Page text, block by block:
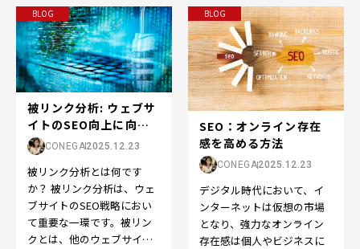
の選定は成功の鍵です。…
ブサイトへのリンクのこ
と…
BLOG
被リンク分析: ウェブサ
イトのSEO向上に向け
た重要なステッ...
CONEGA2025.12.23
被リンク分析とは何です
か？ 被リンク分析は、ウェ
ブサイトのSEO戦略におい
て重要な一環です。被リン
クとは、他のウェブサイト
BLOG
SEO：オンライン存在
感を高める方法
CONEGA2025.12.23
デジタル時代において、イ
ンターネットは仮想の市場
となり、強力なオンライン
存在感は個人やビジネスに